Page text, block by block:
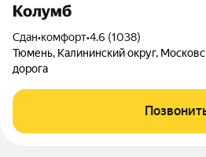
Колумб
Сдан•комфорт•4.6 (1038)
Тюмень, Калининский округ,
дорога